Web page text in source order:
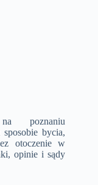
poznaniu
bycia,
otoczenie w
opinie i sądy